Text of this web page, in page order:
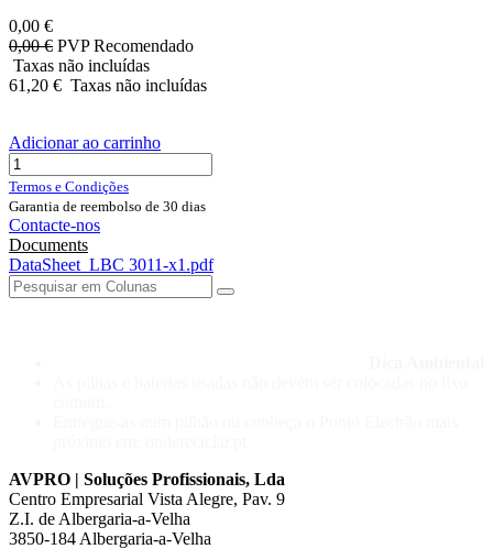
0,00 €
0,00€ PVP Recomendado
Taxas não incluídas
61,20 € Taxas não incluídas
Adicionar ao carrinho
Termos e Condições
Garantia de reembolso de 30 dias
Contacte-nos
Documents
DataSheet_LBC 3011-x1.pdf
AVPRO | Soluções Profissionais, Lda
Centro Empresarial Vista Alegre, Pav. 9
Z.I. de Albergaria-a-Velha
3850-184 Albergaria-a-Velha